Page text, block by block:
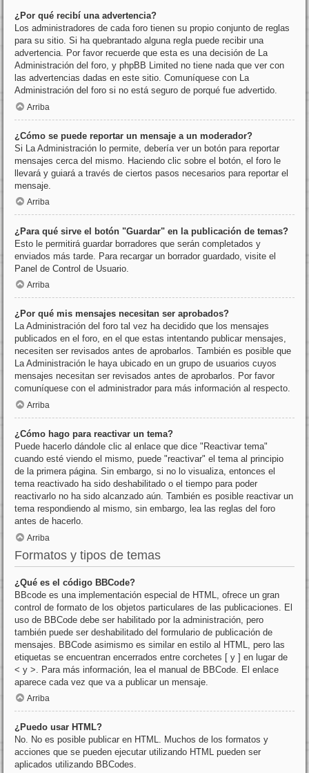
¿Por qué recibí una advertencia?
Los administradores de cada foro tienen su propio conjunto de reglas
para su sitio. Si ha quebrantado alguna regla puede recibir una
advertencia. Por favor recuerde que esta es una decisión de La
Administración del foro, y phpBB Limited no tiene nada que ver con
las advertencias dadas en este sitio. Comuníquese con La
Administración del foro si no está seguro de porqué fue advertido.
Arriba
¿Cómo se puede reportar un mensaje a un moderador?
Si La Administración lo permite, debería ver un botón para reportar
mensajes cerca del mismo. Haciendo clic sobre el botón, el foro le
llevará y guiará a través de ciertos pasos necesarios para reportar el
mensaje.
Arriba
¿Para qué sirve el botón "Guardar" en la publicación de temas?
Esto le permitirá guardar borradores que serán completados y
enviados más tarde. Para recargar un borrador guardado, visite el
Panel de Control de Usuario.
Arriba
¿Por qué mis mensajes necesitan ser aprobados?
La Administración del foro tal vez ha decidido que los mensajes
publicados en el foro, en el que estas intentando publicar mensajes,
necesiten ser revisados antes de aprobarlos. También es posible que
La Administración le haya ubicado en un grupo de usuarios cuyos
mensajes necesitan ser revisados antes de aprobarlos. Por favor
comuníquese con el administrador para más información al respecto.
Arriba
¿Cómo hago para reactivar un tema?
Puede hacerlo dándole clic al enlace que dice "Reactivar tema"
cuando esté viendo el mismo, puede "reactivar" el tema al principio
de la primera página. Sin embargo, si no lo visualiza, entonces el
tema reactivado ha sido deshabilitado o el tiempo para poder
reactivarlo no ha sido alcanzado aún. También es posible reactivar un
tema respondiendo al mismo, sin embargo, lea las reglas del foro
antes de hacerlo.
Arriba
Formatos y tipos de temas
¿Qué es el código BBCode?
BBcode es una implementación especial de HTML, ofrece un gran
control de formato de los objetos particulares de las publicaciones. El
uso de BBCode debe ser habilitado por la administración, pero
también puede ser deshabilitado del formulario de publicación de
mensajes. BBCode asimismo es similar en estilo al HTML, pero las
etiquetas se encuentran encerrados entre corchetes [ y ] en lugar de
< y >. Para más información, lea el manual de BBCode. El enlace
aparece cada vez que va a publicar un mensaje.
Arriba
¿Puedo usar HTML?
No. No es posible publicar en HTML. Muchos de los formatos y
acciones que se pueden ejecutar utilizando HTML pueden ser
aplicados utilizando BBCodes.